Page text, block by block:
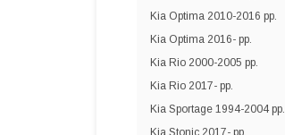
Kia Optima 2010-2016 рр.
Kia Optima 2016- рр.
Kia Rio 2000-2005 рр.
Kia Rio 2017- рр.
Kia Sportage 1994-2004 рр.
Kia Stonic 2017- рр.